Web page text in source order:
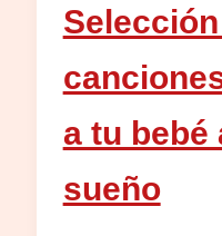
a tu bebé
sueño